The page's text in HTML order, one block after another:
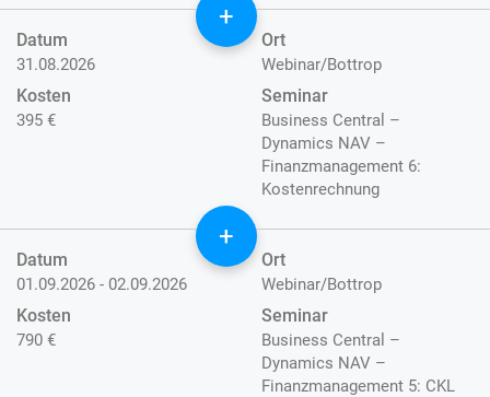
+
Datum
31.08.2026
Ort
Webinar/Bottrop
Kosten
395 €
Seminar
Business Central –
Dynamics NAV –
Finanzmanagement 6:
Kostenrechnung
+
Datum
01.09.2026 - 02.09.2026
Ort
Webinar/Bottrop
Kosten
790 €
Seminar
Business Central –
Dynamics NAV –
Finanzmanagement 5: CKL